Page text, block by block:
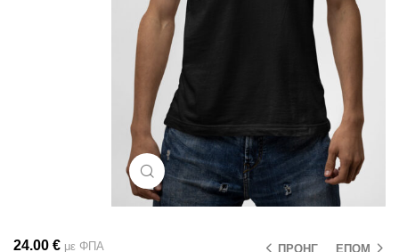
Μεγέθυνση
ΠΡΟΗΓ ΕΠΟΜ
24.00 € με ΦΠΑ